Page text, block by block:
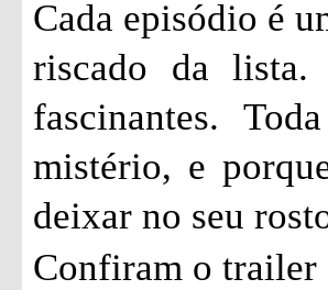
Cada episódio é
riscado da
fascinantes.
mistério, e
deixar no seu
Confiram o trailer